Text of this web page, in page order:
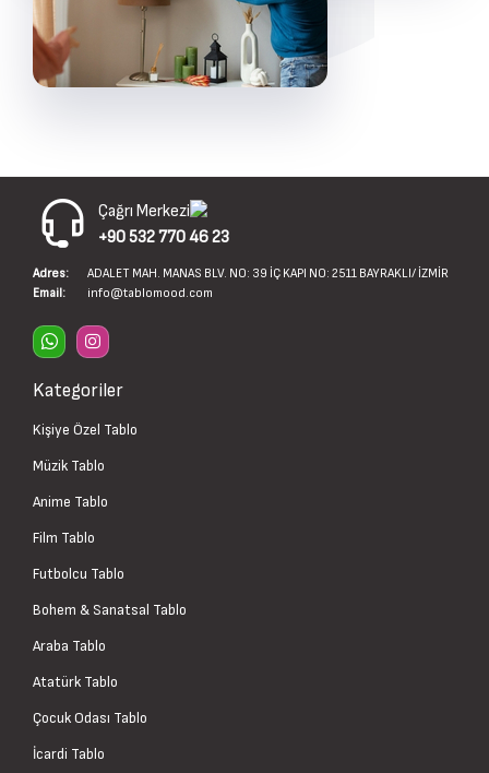
Çağrı Merkezi
+90 532 770 46 23
Adres:
ADALET MAH. MANAS BLV. NO: 39 İÇ KAPI NO: 2511 BAYRAKLI/ İZMİR
Email:
info@tablomood.com
Kategoriler
Kişiye Özel Tablo
Müzik Tablo
Anime Tablo
Film Tablo
Futbolcu Tablo
Bohem & Sanatsal Tablo
Araba Tablo
Atatürk Tablo
Çocuk Odası Tablo
İcardi Tablo